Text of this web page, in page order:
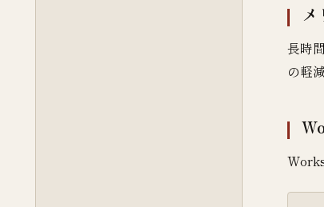
長時
の軽